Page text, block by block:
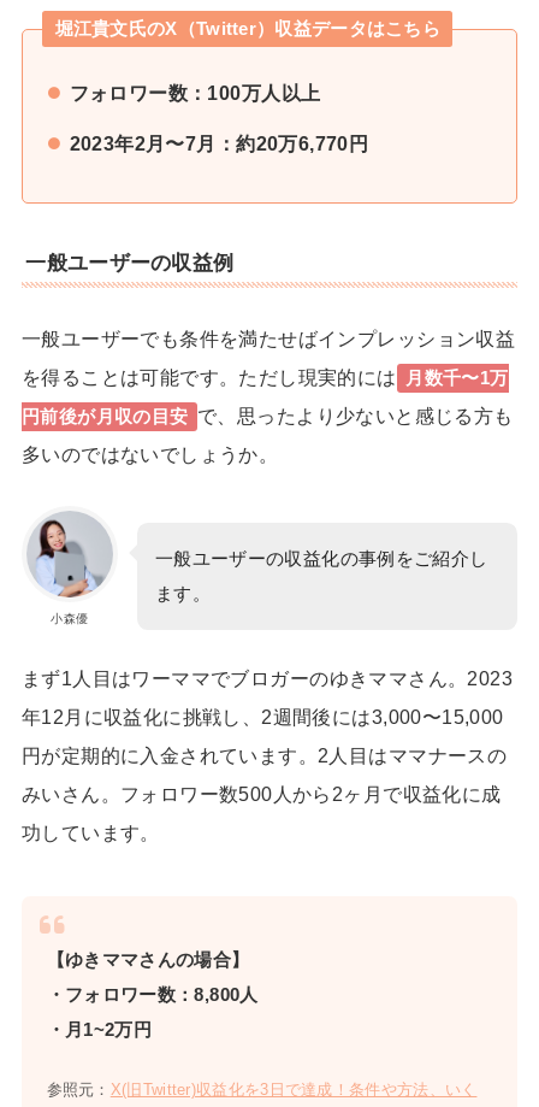
堀江貴文氏のX（Twitter）収益データはこちら
フォロワー数：100万人以上
2023年2月〜7月：約20万6,770円
一般ユーザーの収益例
一般ユーザーでも条件を満たせばインプレッション収益
を得ることは可能です。ただし現実的には
月数千〜1万
円前後が月収の目安 で、思ったより少ないと感じる方も
多いのではないでしょうか。
小森優
一般ユーザーの収益化の事例をご紹介し
ます。
まず1人目はワーママでブロガーのゆきママさん。2023
年12月に収益化に挑戦し、2週間後には3,000〜15,000
円が定期的に入金されています。2人目はママナースの
みいさん。フォロワー数500人から2ヶ月で収益化に成
功しています。
【ゆきママさんの場合】
・フォロワー数：8,800人
・月1~2万円
参照元： X(旧Twitter)収益化を3日で達成！条件や方法、いく